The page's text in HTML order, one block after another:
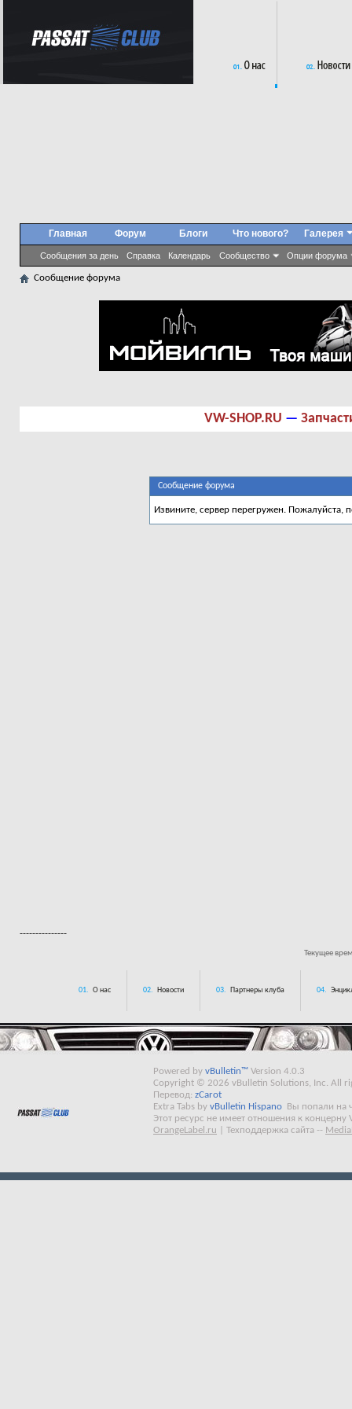
Главная Форум
Сообщения за день Справка Календарь Сообщество Опции форума
Блоги Что нового? Галерея
Сообщение форума
VW-SHOP.RU —
Сообщение форума
Извините, сервер перегружен. Пожалуйста,
---------------
Текущее
01. О нас 02. Новости 03. Партнеры клуба 04.
Powered by vBulletin™ Version 4.0.3
Copyright © 2026 vBulletin Solutions, Inc. All
Перевод: zCarot
Extra Tabs by vBulletin Hispano
Вы попали на
Этот ресурс не имеет отношения к концерну
OrangeLabel.ru
Техподдержка сайта --